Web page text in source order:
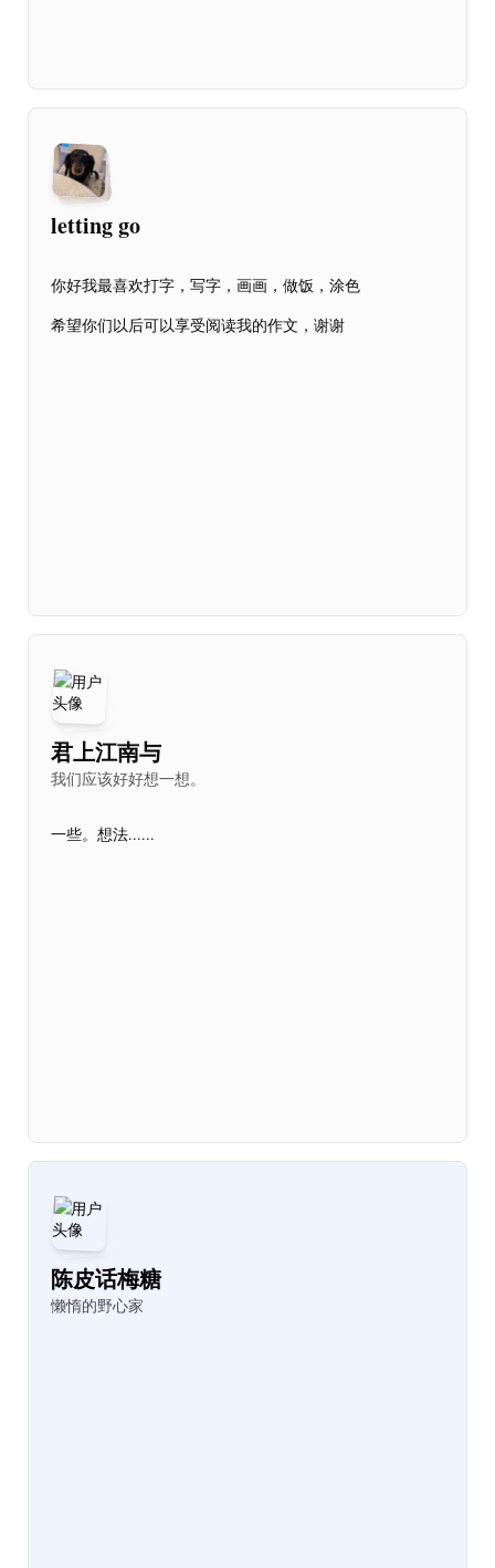
letting go
你好我最喜欢打字，写字，画画，做饭，涂色
希望你们以后可以享受阅读我的作文，谢谢
君上江南与
我们应该好好想一想。
一些。想法......
陈皮话梅糖
懒惰的野心家